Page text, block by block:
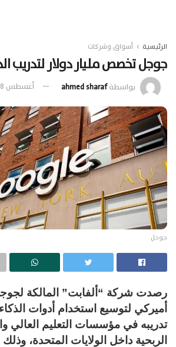
الرئيسية أسواق وشركات
جوجل تخصص مليار دولار لتدريب
بواسطةahmed sharaf أغسطس 8, 2025
جوجل
رصدت شركة “ألفابت” المالكة لجوجل
أميركي لتوسيع استخدام أدوات
تدريبه في مؤسسات التعليم العالي
الربحية داخل الولايات المتحدة،